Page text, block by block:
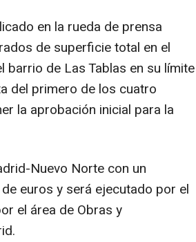
en la rueda de prensa
de superficie total en el
de Las Tablas en su límite
del primero de los cuatro
la aprobación inicial para la
Nuevo Norte con un
euros y será ejecutado por el
el área de Obras y